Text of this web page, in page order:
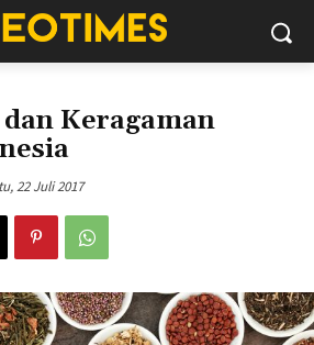
Keragaman
22 Juli 2017